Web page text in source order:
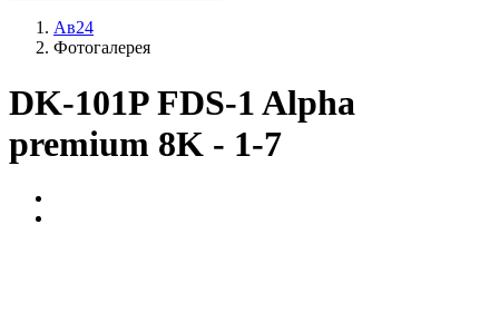
Ав24
Фотогалерея
DK-101P FDS-1 Alpha
premium 8K - 1-7